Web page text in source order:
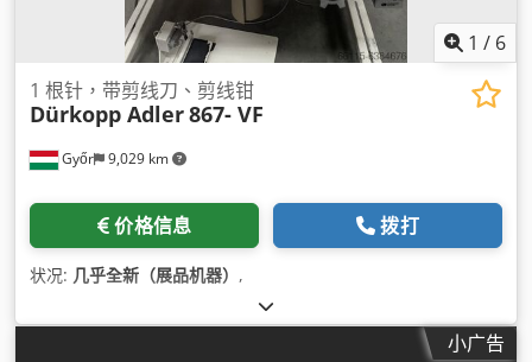
1 / 6
Győr 9,029 km
1 根针，带剪线刀、剪线钳
Dürkopp Adler867- VF
价格信息 拨打
状况: 几乎全新（展品机器） ,
小广告